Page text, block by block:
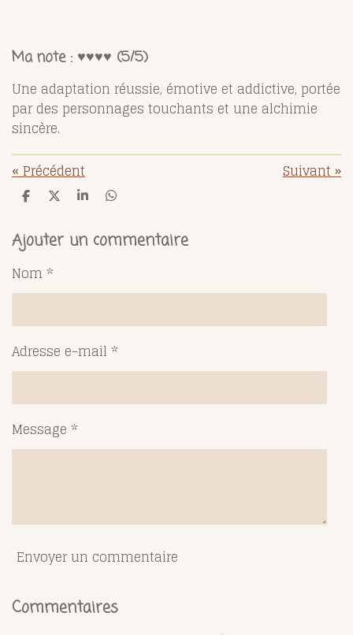
Ma note : ♥️♥️♥️♥️ (5/5)
Une adaptation réussie, émotive et addictive, portée
par des personnages touchants et une alchimie
sincère.
«Précédent Suivant»
P
t
a
e
r
P
t
a
r
P
t
a
r
P
t
a
r
Ajouter un commentaire
Nom *
Adresse e-mail *
Message *
Envoyer un commentaire
Commentaires